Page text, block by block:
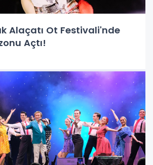
Alaçatı Ot Festivali'nde
Açtı!